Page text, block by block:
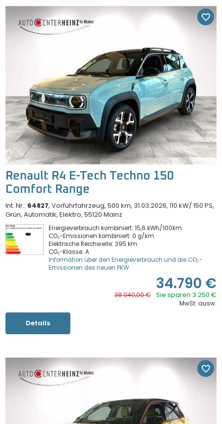
Renault R4 E-Tech Techno 150
Comfort Range
Int. Nr.: 64827 Vorführfahrzeug 500 km 31.03.2026 110 kW/ 150 PS
Grün Automatik Elektro 55120 Mainz
Energieverbrauch kombiniert: 15,6 kWh/100km
CO₂-Emissionen kombiniert: 0 g/km
Elektrische Reichweite: 395 km
CO₂-Klasse: A
Information über den Energieverbrauch und die CO₂-
Emissionen des neuen PKW
34.790 €
38.040,00 € Sie sparen 3.250 €
MwSt. ausw.
Details